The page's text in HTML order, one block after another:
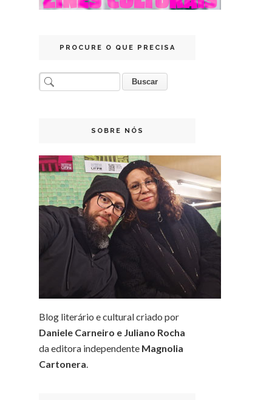
PROCURE O QUE PRECISA
SOBRE NÓS
Blog literário e cultural criado por
Daniele Carneiro e Juliano Rocha
da editora independente Magnolia
Cartonera.